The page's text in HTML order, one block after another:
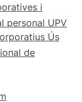
i
personal UPV
Ús
de